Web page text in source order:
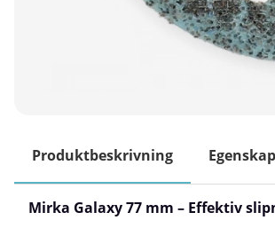
Produktbeskrivning
Mirka Galaxy 77 mm – Effektiv